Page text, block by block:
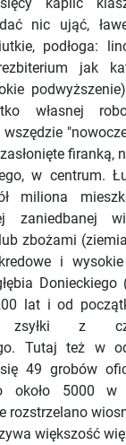
nic ująć,
podłoga:
jak
własnej
wszędzie
firanką,
w centrum.
miliona
zaniedbanej
zbożami
i
Donieckiego
lat i od
z
Tutaj też w
49 grobów
około 5000 w
rozstrzelano
większość